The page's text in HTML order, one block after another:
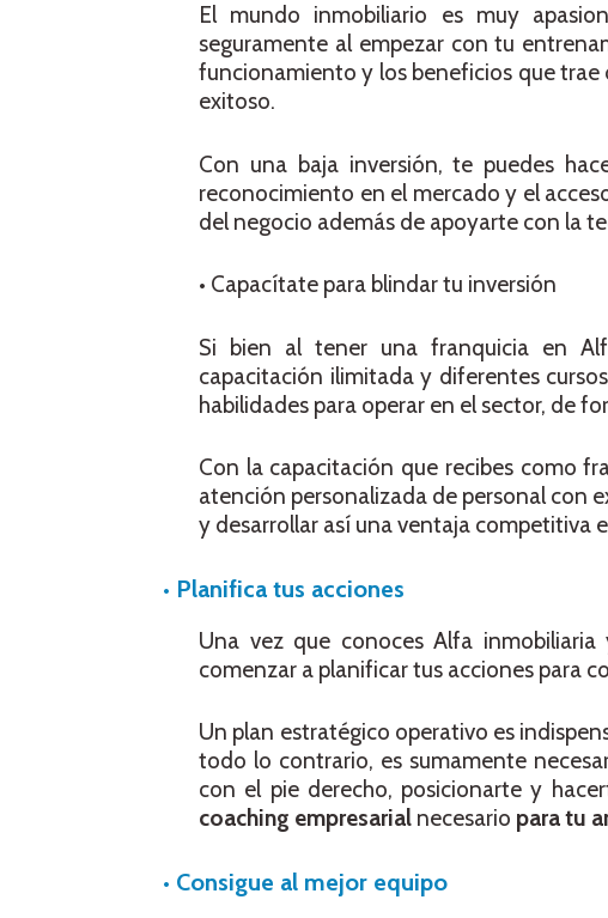
El mundo inmobiliario es muy
seguramente al empezar con tu
funcionamiento y los beneficios que trae
exitoso.
Con una baja inversión, te puedes
reconocimiento en el mercado y el
del negocio además de apoyarte con la
• Capacítate para blindar tu inversión
Si bien al tener una franquicia en
capacitación ilimitada y diferentes
habilidades para operar en el sector, de
Con la capacitación que recibes como
atención personalizada de personal con
y desarrollar así una ventaja competitiva
• Planifica tus acciones
Una vez que conoces Alfa
comenzar a planificar tus acciones para
Un plan estratégico operativo es
todo lo contrario, es sumamente
con el pie derecho, posicionarte y
coaching empresarial necesario para tu
• Consigue al mejor equipo